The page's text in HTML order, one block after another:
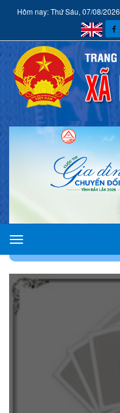
Hôm nay: Thứ Sáu, 07/08/2026
xã
Hòa
Mỹ